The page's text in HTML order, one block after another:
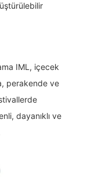
IML, içecek
perakende ve
dayanıklı ve